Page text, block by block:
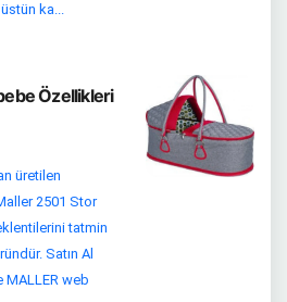
ka...
Özellikleri
üretilen
2501 Stor
tatmin
Satın Al
web